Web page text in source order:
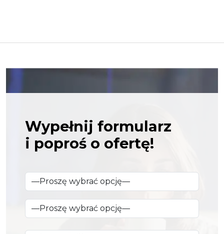
Wypełnij formularz
i poproś o ofertę!